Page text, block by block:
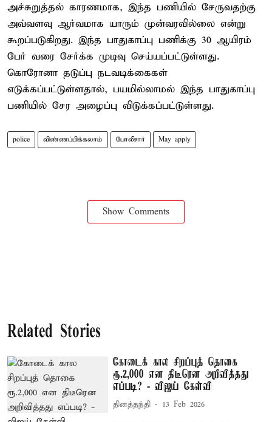
அச்சுறுத்தல் காரணமாக, இந்த பணியில் சேருவதற்கு
அவ்வளவு ஆர்வமாக யாரும் முன்வரவில்லை என்று
கூறப்படுகிறது. இந்த பாதுகாப்பு பணிக்கு 30 ஆயிரம்
பேர் வரை சேர்க்க முடிவு செய்யப்பட்டுள்ளது.
கொரோனா தடுப்பு நடவடிக்கைகள்
எடுக்கப்பட்டுள்ளதால், பயமில்லாமல் இந்த பாதுகாப்பு
பணியில் சேர அழைப்பு விடுக்கப்பட்டுள்ளது.
police விண்ணப்பிக்கலாம் போலீசார் May apply
Show Comments
Related Stories
கோடைக் கால சிறப்புத் தொகை
ரூ.2,000 என திடீரென அறிவித்தது
எப்படி? - விஜய் கேள்வி
தினத்தந்தி 13 Feb 2026